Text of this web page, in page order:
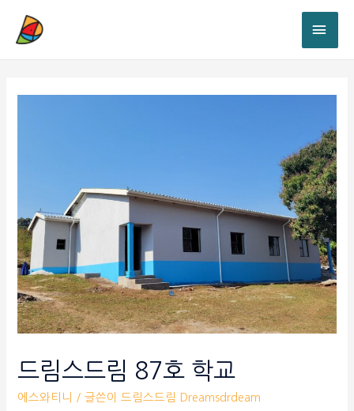
드림스드림 87호 학교
에스와티니 / 글쓴이드림스드림 Dreamsdrdeam